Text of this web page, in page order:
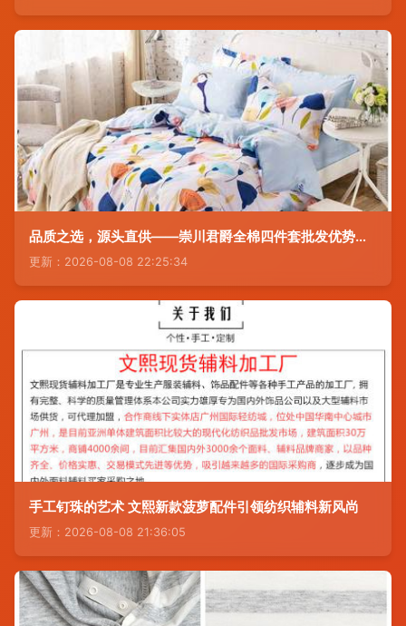
品质之选，源头直供——崇川君爵全棉四件套批发优势解析
更新：2026-08-08 22:25:34
手工钉珠的艺术 文熙新款菠萝配件引领纺织辅料新风尚
更新：2026-08-08 21:36:05